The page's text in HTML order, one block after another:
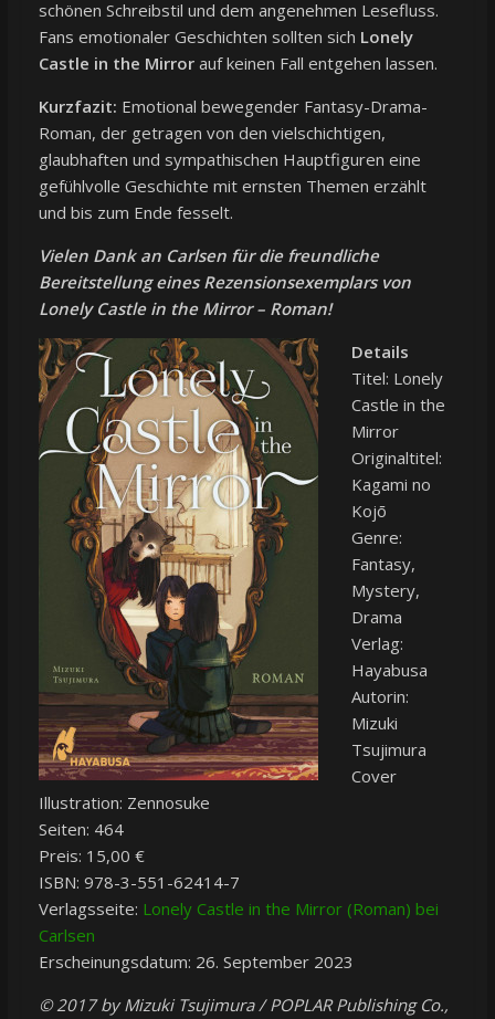
schönen Schreibstil und dem angenehmen Lesefluss.
Fans emotionaler Geschichten sollten sich Lonely
Castle in the Mirrorauf keinen Fall entgehen lassen.
Kurzfazit: Emotional bewegender Fantasy-Drama-
Roman, der getragen von den vielschichtigen,
glaubhaften und sympathischen Hauptfiguren eine
gefühlvolle Geschichte mit ernsten Themen erzählt
und bis zum Ende fesselt.
Vielen Dank an Carlsen für die freundliche
Bereitstellung eines Rezensionsexemplars von
Lonely Castle in the Mirror – Roman!
Details
Titel: Lonely
Castle in the
Mirror
Originaltitel:
Kagami no
Kojō
Genre:
Fantasy,
Mystery,
Drama
Verlag:
Hayabusa
Autorin:
Mizuki
Tsujimura
Cover
Illustration: Zennosuke
Seiten: 464
Preis: 15,00 €
ISBN: 978-3-551-62414-7
Verlagsseite: Lonely Castle in the Mirror (Roman) bei
Carlsen
Erscheinungsdatum: 26. September 2023
© 2017 by Mizuki Tsujimura / POPLAR Publishing Co.,